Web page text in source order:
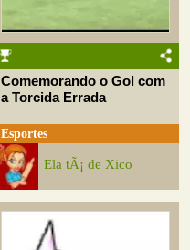
Comemorando o Gol com
a Torcida Errada
Esportes
Ela tÃ¡ de Xico